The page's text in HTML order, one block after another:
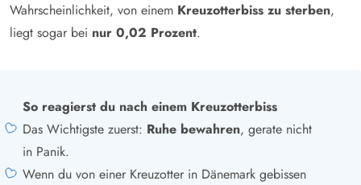
Wahrscheinlichkeit, von einem Kreuzotterbiss zu sterben,
liegt sogar bei nur 0,02 Prozent.
So reagierst du nach einem Kreuzotterbiss
Das Wichtigste zuerst: Ruhe bewahren, gerate nicht
in Panik.
Wenn du von einer Kreuzotter in Dänemark gebissen